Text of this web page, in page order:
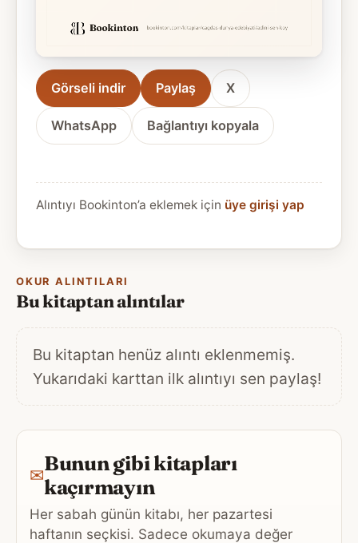
Görseli indir Paylaş X
WhatsApp Bağlantıyı kopyala
Alıntıyı Bookinton’a eklemek için üye girişi yap
OKUR ALINTILARI
Bu kitaptan alıntılar
Bu kitaptan henüz alıntı eklenmemiş.
Yukarıdaki karttan ilk alıntıyı sen paylaş!
✉Bunun gibi kitapları
kaçırmayın
Her sabah günün kitabı, her pazartesi
haftanın seçkisi. Sadece okumaya değer